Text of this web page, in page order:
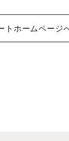
トホームページ